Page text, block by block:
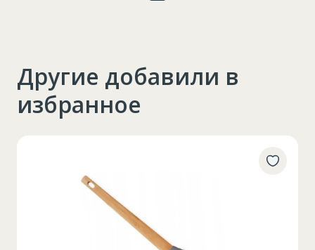
Другие добавили в
избранное